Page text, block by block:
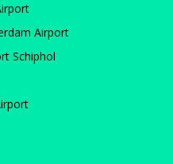
Airport
Schiphol